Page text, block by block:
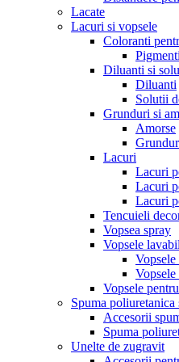
Lacate
Lacuri si vopsele
Coloranti
Pigmenti
Diluanti si
Diluanti
Solutii
Grunduri si
Amorse
Lacuri
Lacuri
Lacuri
Lacuri
Tencuieli
Vopsea spray
Vopsele
Vopsele
Spuma poliuretanica
Accesorii
Spuma
Unelte de zugravit